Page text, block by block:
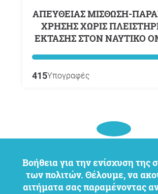
ΑΠΕΥΘΕΙΑΣ ΜΙΣΘΩΣΗ-ΠΑΡΑΧΩΡΗΣΗ
ΧΡΗΣΗΣ ΧΩΡΙΣ
ΕΚΤΑΣΗΣ ΣΤΟΝ ΝΑΥΤΙΚΟ
415Υπογραφές
Βοήθεια για την ενίσχυση της συμμετοχής
των πολιτών. Θέλουμε, να
αιτήματα σας παραμένοντας